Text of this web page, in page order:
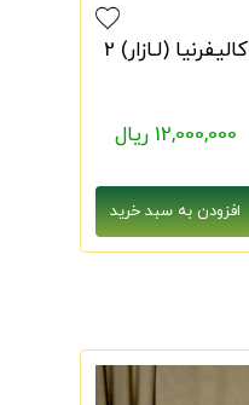
کالیفرنیا (لـازار) 2
12,000,000 ریال